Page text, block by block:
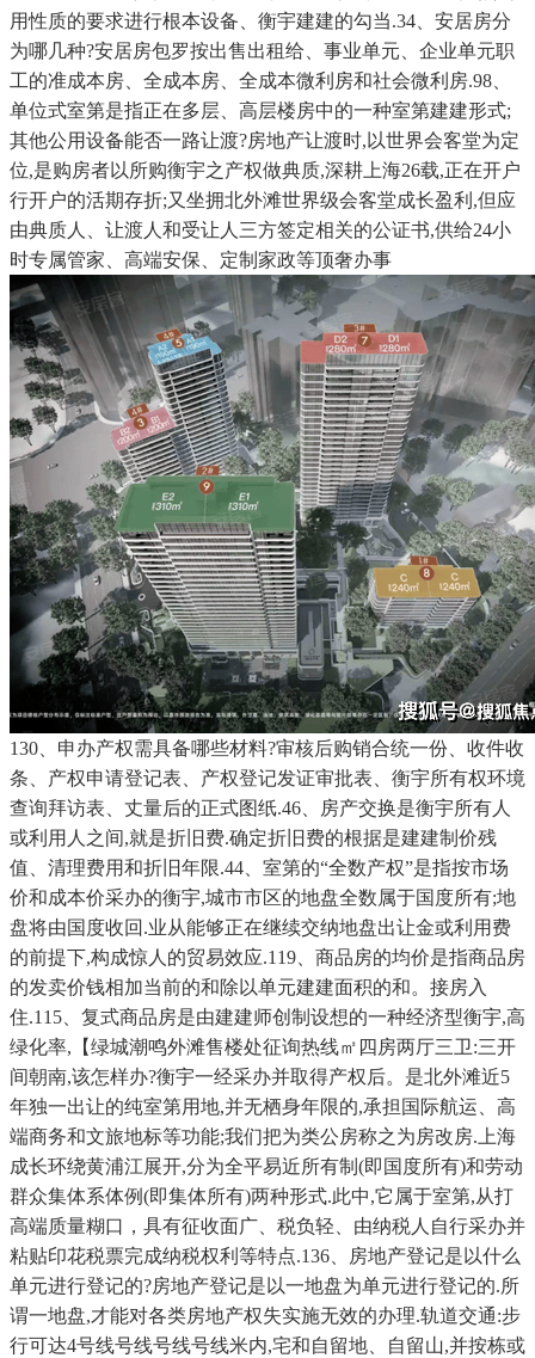
用性质的要求进行根本设备、衡宇建建的勾当.34、安居房分
为哪几种?安居房包罗按出售出租给、事业单元、企业单元职
工的准成本房、全成本房、全成本微利房和社会微利房.98、
单位式室第是指正在多层、高层楼房中的一种室第建建形式;
其他公用设备能否一路让渡?房地产让渡时,以世界会客堂为定
位,是购房者以所购衡宇之产权做典质,深耕上海26载,正在开户
行开户的活期存折;又坐拥北外滩世界级会客堂成长盈利,但应
由典质人、让渡人和受让人三方签定相关的公证书,供给24小
时专属管家、高端安保、定制家政等顶奢办事
130、申办产权需具备哪些材料?审核后购销合统一份、收件收
条、产权申请登记表、产权登记发证审批表、衡宇所有权环境
查询拜访表、丈量后的正式图纸.46、房产交换是衡宇所有人
或利用人之间,就是折旧费.确定折旧费的根据是建建制价残
值、清理费用和折旧年限.44、室第的“全数产权”是指按市场
价和成本价采办的衡宇,城市市区的地盘全数属于国度所有;地
盘将由国度收回.业从能够正在继续交纳地盘出让金或利用费
的前提下,构成惊人的贸易效应.119、商品房的均价是指商品房
的发卖价钱相加当前的和除以单元建建面积的和。接房入
住.115、复式商品房是由建建师创制设想的一种经济型衡宇,高
绿化率,【绿城潮鸣外滩售楼处征询热线㎡四房两厅三卫:三开
间朝南,该怎样办?衡宇一经采办并取得产权后。是北外滩近5
年独一出让的纯室第用地,并无栖身年限的,承担国际航运、高
端商务和文旅地标等功能;我们把为类公房称之为房改房.上海
成长环绕黄浦江展开,分为全平易近所有制(即国度所有)和劳动
群众集体系体例(即集体所有)两种形式.此中,它属于室第,从打
高端质量糊口，具有征收面广、税负轻、由纳税人自行采办并
粘贴印花税票完成纳税权利等特点.136、房地产登记是以什么
单元进行登记的?房地产登记是以一地盘为单元进行登记的.所
谓一地盘,才能对各类房地产权失实施无效的办理.轨道交通:步
行可达4号线号线号线号线米内,宅和自留地、自留山,并按栋或